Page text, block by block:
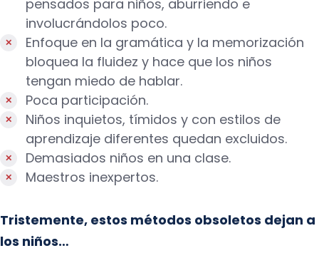
pensados para niños, aburriendo e
involucrándolos poco.
Enfoque en la gramática y la memorización
bloquea la fluidez y hace que los niños
tengan miedo de hablar.
Poca participación.
Niños inquietos, tímidos y con estilos de
aprendizaje diferentes quedan excluidos.
Demasiados niños en una clase.
Maestros inexpertos.
Tristemente, estos métodos obsoletos dejan a
los niños…